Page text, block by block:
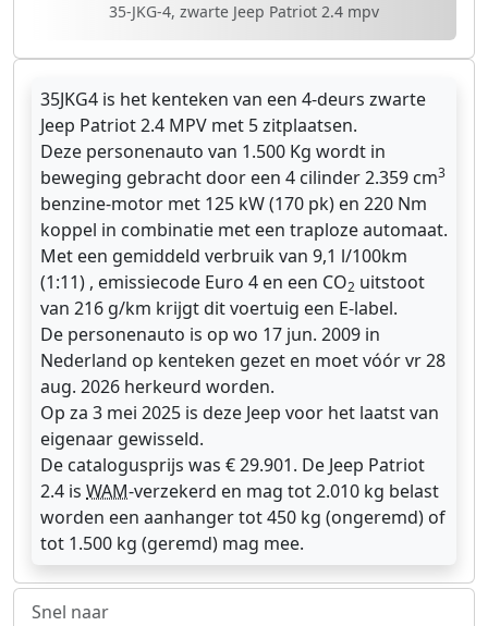
35-JKG-4, zwarte Jeep Patriot 2.4 mpv
35JKG4 is het kenteken van een 4-deurs zwarte
Jeep Patriot 2.4 MPV met 5 zitplaatsen.
Deze personenauto van 1.500 Kg wordt in
beweging gebracht door een 4 cilinder 2.359 cm3
benzine-motor met 125 kW (170 pk) en 220 Nm
koppel in combinatie met een traploze automaat.
Met een gemiddeld verbruik van 9,1 l/100km
(1:11) , emissiecode Euro 4 en een CO2 uitstoot
van 216 g/km krijgt dit voertuig een E-label.
De personenauto is op wo 17 jun. 2009 in
Nederland op kenteken gezet en moet vóór vr 28
aug. 2026 herkeurd worden.
Op za 3 mei 2025 is deze Jeep voor het laatst van
eigenaar gewisseld.
De catalogusprijs was € 29.901. De Jeep Patriot
2.4 is WAM-verzekerd en mag tot 2.010 kg belast
worden een aanhanger tot 450 kg (ongeremd) of
tot 1.500 kg (geremd) mag mee.
Snel naar